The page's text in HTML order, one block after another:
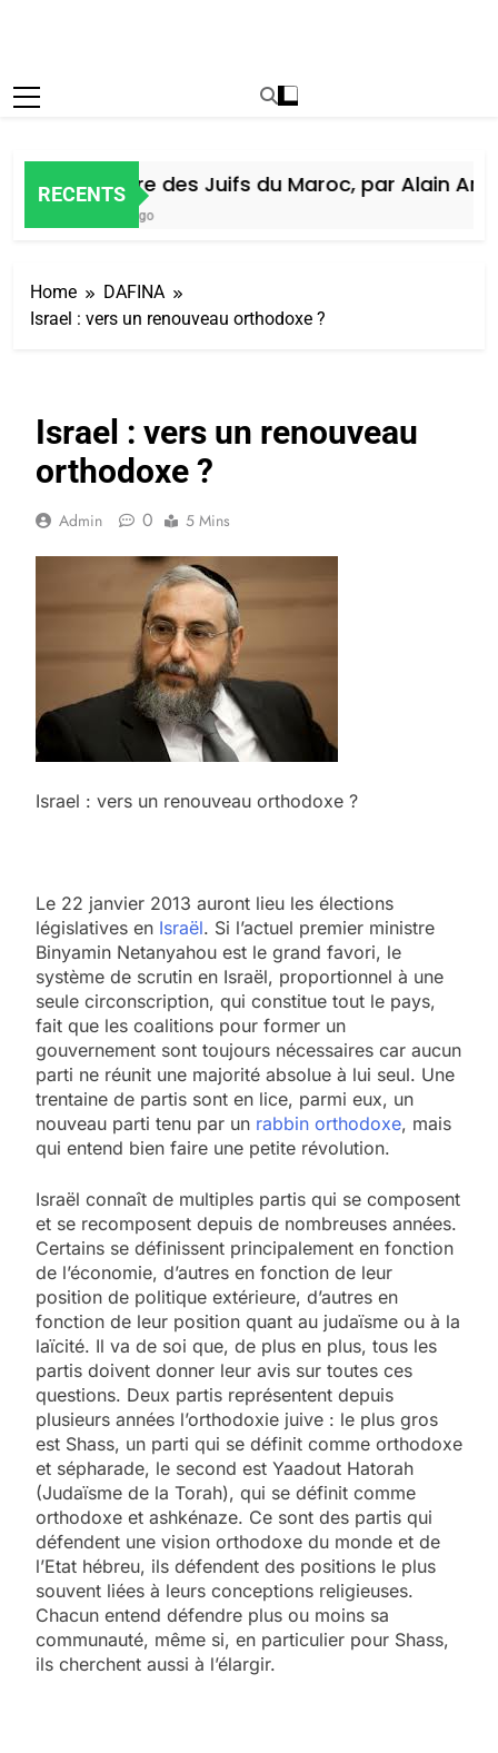
RECENTS
Histoire des Juifs du Maroc, par Alain Amiel
Home
DAFINA
Israel : vers un renouveau orthodoxe ?
Israel : vers un renouveau
orthodoxe ?
Admin 0 5 Mins
Israel : vers un renouveau orthodoxe ?
Le 22 janvier 2013 auront lieu les élections
législatives en Israël. Si l’actuel premier ministre
Binyamin Netanyahou est le grand favori, le
système de scrutin en Israël, proportionnel à une
seule circonscription, qui constitue tout le pays,
fait que les coalitions pour former un
gouvernement sont toujours nécessaires car aucun
parti ne réunit une majorité absolue à lui seul. Une
trentaine de partis sont en lice, parmi eux, un
nouveau parti tenu par un rabbin orthodoxe, mais
qui entend bien faire une petite révolution.
Israël connaît de multiples partis qui se composent
et se recomposent depuis de nombreuses années.
Certains se définissent principalement en fonction
de l’économie, d’autres en fonction de leur
position de politique extérieure, d’autres en
fonction de leur position quant au judaïsme ou à la
laïcité. Il va de soi que, de plus en plus, tous les
partis doivent donner leur avis sur toutes ces
questions. Deux partis représentent depuis
plusieurs années l’orthodoxie juive : le plus gros
est Shass, un parti qui se définit comme orthodoxe
et sépharade, le second est Yaadout Hatorah
(Judaïsme de la Torah), qui se définit comme
orthodoxe et ashkénaze. Ce sont des partis qui
défendent une vision orthodoxe du monde et de
l’Etat hébreu, ils défendent des positions le plus
souvent liées à leurs conceptions religieuses.
Chacun entend défendre plus ou moins sa
communauté, même si, en particulier pour Shass,
ils cherchent aussi à l’élargir.